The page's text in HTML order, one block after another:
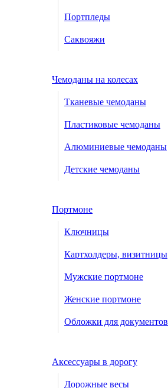
Портпледы
Саквояжи
Чемоданы на колесах
Тканевые чемоданы
Пластиковые чемоданы
Алюминиевые чемоданы
Детские чемоданы
Портмоне
Ключницы
Картхолдеры, визитницы
Мужские портмоне
Женские портмоне
Обложки для документов
Аксессуары в дорогу
Дорожные весы